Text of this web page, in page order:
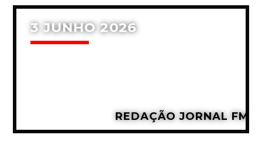
3 JUNHO 2026
REDAÇÃO JORNAL FM